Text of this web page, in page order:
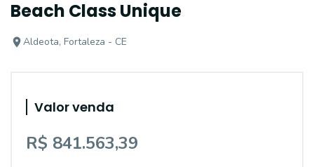
Beach Class Unique
Aldeota, Fortaleza - CE
Valor venda
R$ 841.563,39